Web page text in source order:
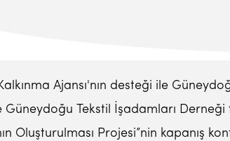
Ajansı'nın desteği ile
Güneydoğu Tekstil İşadamları
Oluşturulması Projesi”nin kapanış